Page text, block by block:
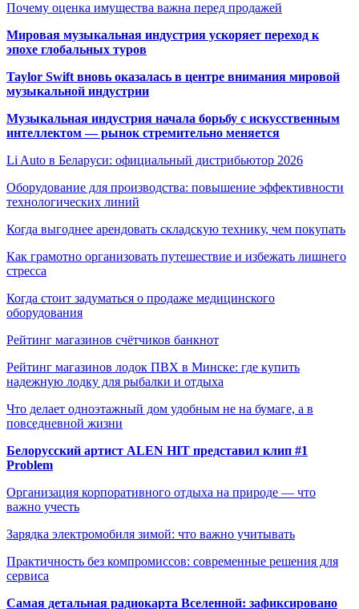
Почему оценка имущества важна перед продажей
Мировая музыкальная индустрия ускоряет переход к
эпохе глобальных туров
Taylor Swift вновь оказалась в центре внимания мировой
музыкальной индустрии
Музыкальная индустрия начала борьбу с искусственным
интеллектом — рынок стремительно меняется
Li Auto в Беларуси: официальный дистрибьютор 2026
Оборудование для производства: повышение эффективности
технологических линий
Когда выгоднее арендовать складскую технику, чем покупать
Как грамотно организовать путешествие и избежать лишнего
стресса
Когда стоит задуматься о продаже медицинского
оборудования
Рейтинг магазинов счётчиков банкнот
Рейтинг магазинов лодок ПВХ в Минске: где купить
надежную лодку для рыбалки и отдыха
Что делает одноэтажный дом удобным не на бумаге, а в
повседневной жизни
Белорусский артист ALEN HIT представил клип #1
Problem
Организация корпоративного отдыха на природе — что
важно учесть
Зарядка электромобиля зимой: что важно учитывать
Практичность без компромиссов: современные решения для
сервиса
Самая детальная радиокарта Вселенной: зафиксировано